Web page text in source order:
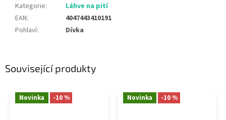
Související produkty
Novinka -10 % Novinka -10 %
Kategorie:
Láhve na pití
EAN:
4047443410191
Pohlaví: Dívka